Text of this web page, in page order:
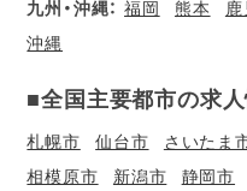
九州・沖縄： 福岡 熊本 鹿
沖縄
■全国主要都市の求
札幌市 仙台市 さいたま
相模原市
新潟市 静岡市